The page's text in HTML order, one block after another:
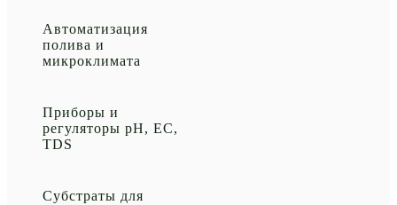
Автоматизация
полива и
микроклимата
Приборы и
регуляторы рН, EC,
TDS
Субстраты для